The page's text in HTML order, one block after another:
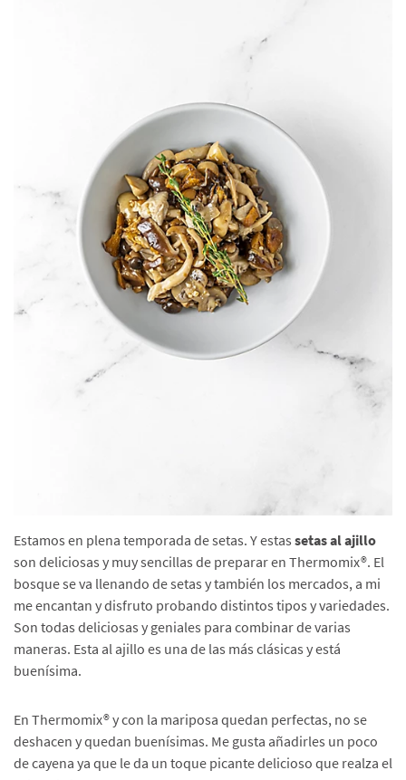
Estamos en plena temporada de setas. Y estas setas al ajillo
son deliciosas y muy sencillas de preparar en Thermomix®. El
bosque se va llenando de setas y también los mercados, a mi
me encantan y disfruto probando distintos tipos y variedades.
Son todas deliciosas y geniales para combinar de varias
maneras. Esta al ajillo es una de las más clásicas y está
buenísima.
En Thermomix® y con la mariposa quedan perfectas, no se
deshacen y quedan buenísimas. Me gusta añadirles un poco
de cayena ya que le da un toque picante delicioso que realza el